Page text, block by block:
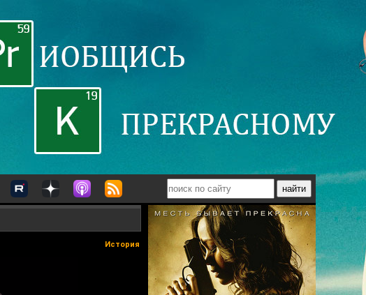
История